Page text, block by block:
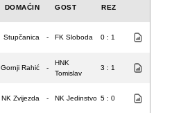
DOMAĆIN GOST REZ
Stupčanica - FK Sloboda 0 : 1
Gornji Rahić -
HNK
Tomislav
3 : 1
NK Zvijezda - NK Jedinstvo 5 : 0